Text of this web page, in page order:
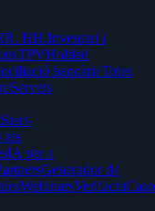
HH.Inventari i
TPVHolded
bancàriaTotes
Serveis
Start-
els
IA per a
Generador de
WebinarsVerifactu